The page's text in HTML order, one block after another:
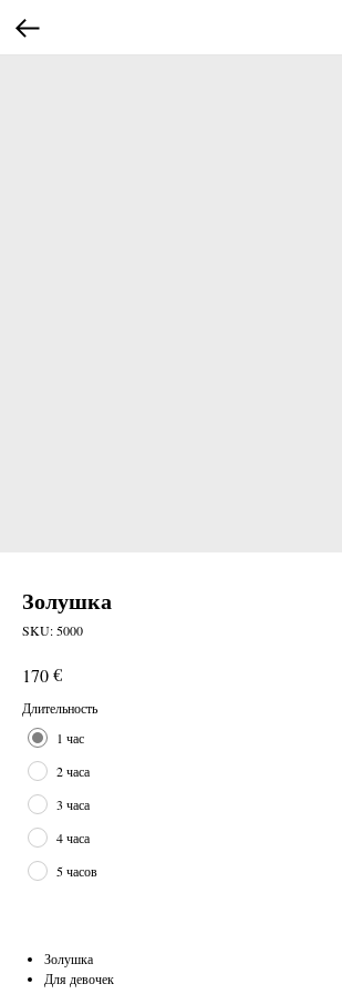
Золушка
SKU: 5000
170€
Длительность
1 час
2 часа
3 часа
4 часа
5 часов
Золушка
Для девочек